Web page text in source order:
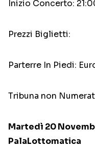
Inizio Concerto:
Prezzi Biglietti:
Parterre In Piedi:
Tribuna non
Martedì 20
PalaLottomatica